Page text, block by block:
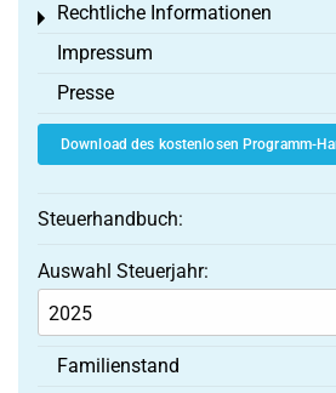
Rechtliche Informationen
Toggle menu
Impressum
Presse
Download des kostenlosen Programm-
Steuerhandbuch:
Auswahl Steuerjahr:
Familienstand